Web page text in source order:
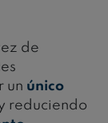
de
un único
reduciendo